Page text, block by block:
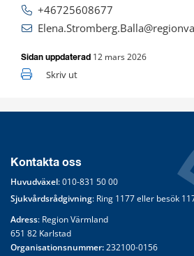
+46725608677
Sidan uppdaterad 12 mars 2026
Skriv ut
Kontakta oss
Huvudväxel: 010-831 50 00
Sjukvårdsrådgivning: Ring 1177 eller besök
Adress: Region Värmland
651 82 Karlstad
Organisationsnummer: 232100-0156